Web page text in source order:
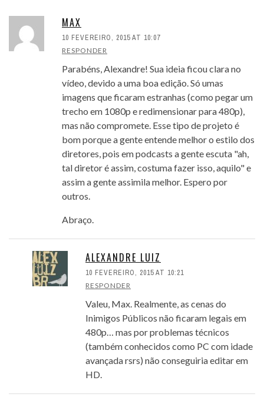
MAX
10 FEVEREIRO, 2015 AT 10:07
RESPONDER
Parabéns, Alexandre! Sua ideia ficou clara no
vídeo, devido a uma boa edição. Só umas
imagens que ficaram estranhas (como pegar um
trecho em 1080p e redimensionar para 480p),
mas não compromete. Esse tipo de projeto é
bom porque a gente entende melhor o estilo dos
diretores, pois em podcasts a gente escuta "ah,
tal diretor é assim, costuma fazer isso, aquilo" e
assim a gente assimila melhor. Espero por
outros.
Abraço.
ALEXANDRE LUIZ
10 FEVEREIRO, 2015 AT 10:21
RESPONDER
Valeu, Max. Realmente, as cenas do
Inimigos Públicos não ficaram legais em
480p… mas por problemas técnicos
(também conhecidos como PC com idade
avançada rsrs) não conseguiria editar em
HD.